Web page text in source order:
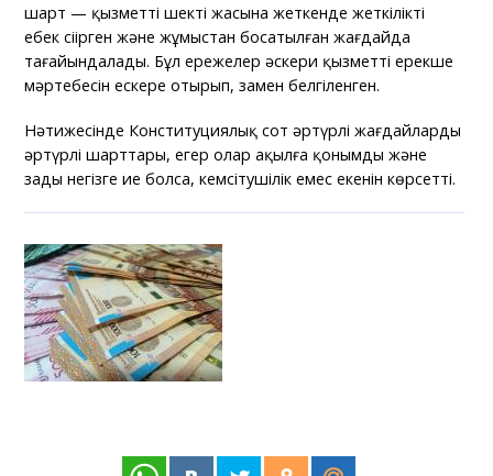
шарт — қызметтің шекті жасына жеткенде жеткілікті
еңбек сіңірген және жұмыстан босатылған жағдайда
тағайындалады. Бұл ережелер әскери қызметтің ерекше
мәртебесін ескере отырып, заңмен белгіленген.
Нәтижесінде Конституциялық сот әртүрлі жағдайлардың
әртүрлі шарттары, егер олар ақылға қонымды және
заңды негізге ие болса, кемсітушілік емес екенін көрсетті.